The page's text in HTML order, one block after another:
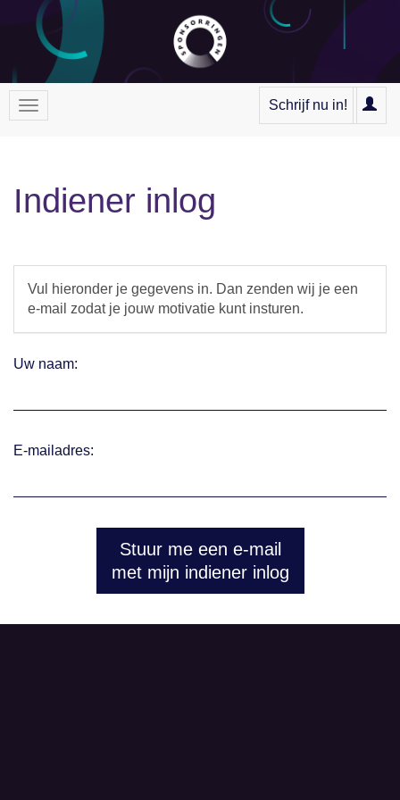
Schrijf nu in!
Indiener inlog
Vul hieronder je gegevens in. Dan zenden wij je een
e-mail zodat je jouw motivatie kunt insturen.
Uw naam:
E-mailadres:
Stuur me een e-mail
met mijn indiener inlog